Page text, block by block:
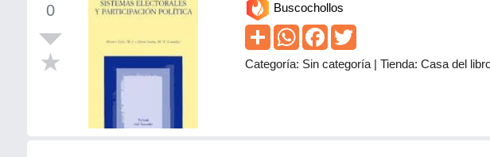
0 Buscochollos
Categoría: Sin categoría | Tienda: Casa del